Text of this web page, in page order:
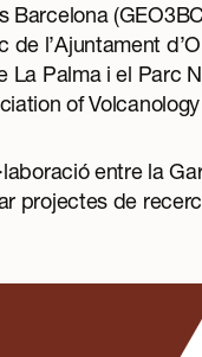
Barcelona
l’Ajuntament
La Palma i el Parc
of
entre la
projectes de